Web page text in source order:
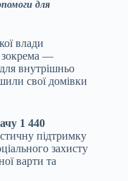
для
влади
зокрема —
внутрішньо
свої домівки
1 440
підтримку
захисту
варти та